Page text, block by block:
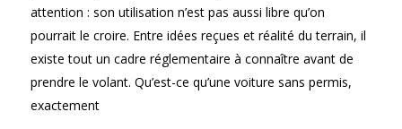
attention : son utilisation n’est pas aussi libre qu’on
pourrait le croire. Entre idées reçues et réalité du terrain, il
existe tout un cadre réglementaire à connaître avant de
prendre le volant. Qu’est-ce qu’une voiture sans permis,
exactement